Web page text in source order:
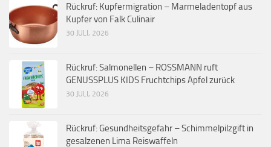
Rückruf: Kupfermigration – Marmeladentopf aus
Kupfer von Falk Culinair
30 JULI, 2026
Rückruf: Salmonellen – ROSSMANN ruft
GENUSSPLUS KIDS Fruchtchips Apfel zurück
30 JULI, 2026
Rückruf: Gesundheitsgefahr – Schimmelpilzgift in
gesalzenen Lima Reiswaffeln